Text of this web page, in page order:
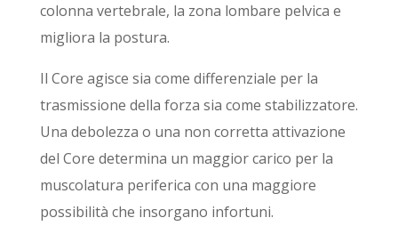
colonna vertebrale, la zona lombare pelvica e
migliora la postura.
Il Core agisce sia come differenziale per la
trasmissione della forza sia come stabilizzatore.
Una debolezza o una non corretta attivazione
del Core determina un maggior carico per la
muscolatura periferica con una maggiore
possibilità che insorgano infortuni.